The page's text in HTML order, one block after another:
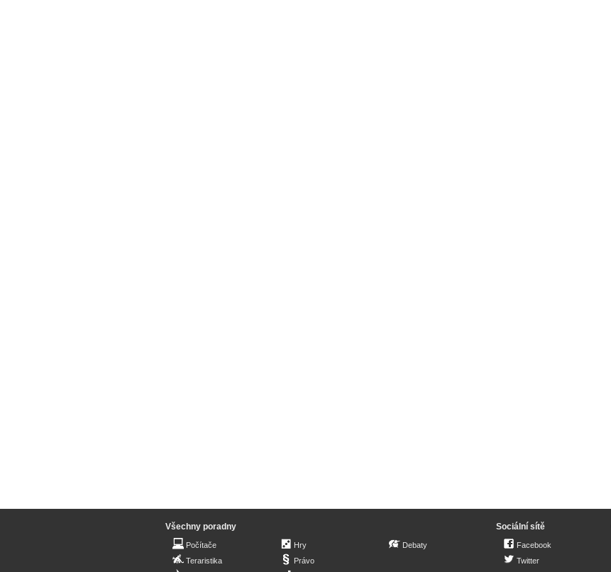
Všechny poradny
Počítače
Teraristika
Hry
Právo
Debaty
Sociální sítě
Facebook
Twitter